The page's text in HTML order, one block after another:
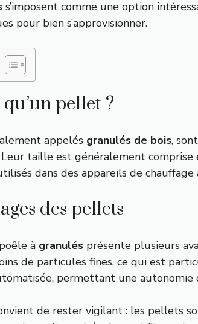
s’imposent comme une option
pour bien s’approvisionner.
qu’un pellet ?
appelés granulés de bois,
taille est généralement
dans des appareils de
des pellets
à granulés présente plusieurs
de particules fines, ce qui est
permettant une
de rester vigilant : les pellets